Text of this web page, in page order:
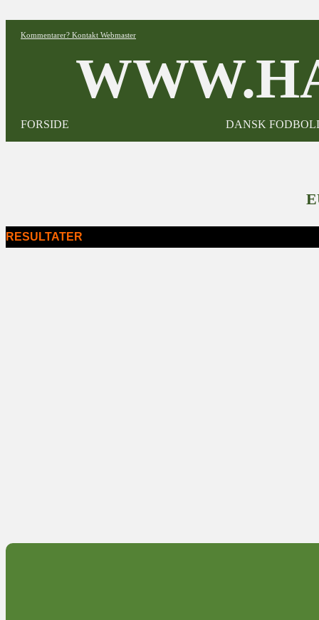
Kommentarer? Kontakt Webmaster
FORSIDE DANSK
RESULTATER